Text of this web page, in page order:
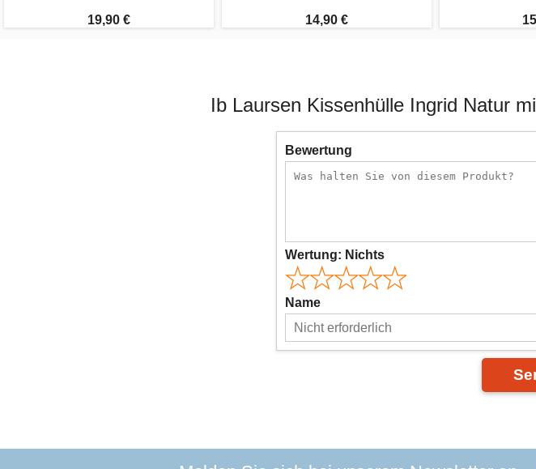
19,90 € 14,90 €
Ib Laursen Kissenhülle Ingrid Natur
Bewertung
Wertung: Nichts
Name